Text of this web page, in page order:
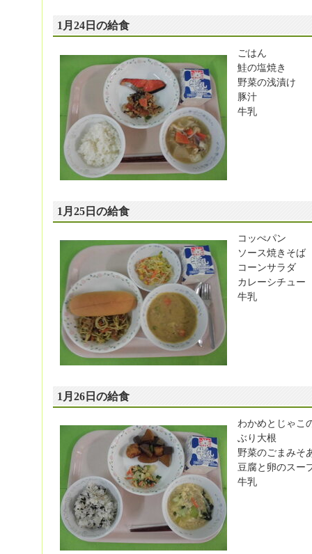
1月24日の給食
ごはん
鮭の塩焼き
野菜の浅漬け
豚汁
牛乳
1月25日の給食
コッぺパン
ソース焼きそば
コーンサラダ
カレーシチュー
牛乳
1月26日の給食
わかめとじゃこ
ぶり大根
野菜のごまみそ
豆腐と卵のスー
牛乳